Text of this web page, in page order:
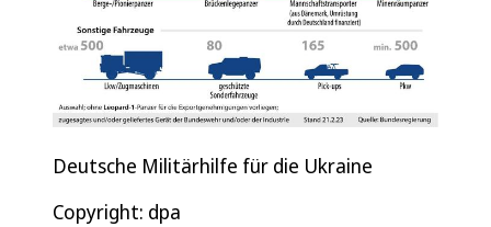
Deutsche Militärhilfe für die Ukraine
Copyright: dpa